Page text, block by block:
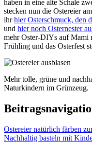
haben in eine alte Schale
stecken nun die Ostereier
ihrhier Osterschmuck, den
und hier noch Osternester
mehr Oster-DIYs auf Mami
Frühling und das Osterfest
Mehr tolle, grüne und
Naturkindern im Grünzeug.
Ostereier natürlich färben
Nachhaltig basteln mit